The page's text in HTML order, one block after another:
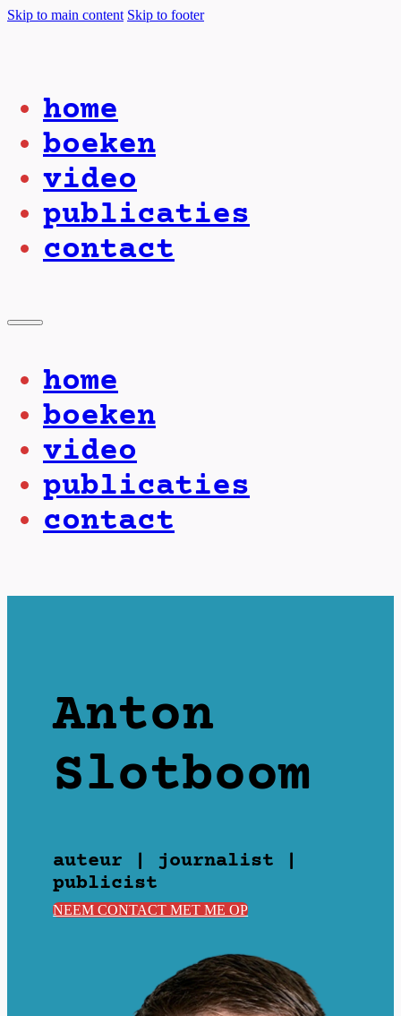
Skip to main content Skip to footer
home
boeken
video
publicaties
contact
home
boeken
video
publicaties
contact
Anton
Slotboom
auteur | journalist |
publicist
NEEM CONTACT MET ME OP